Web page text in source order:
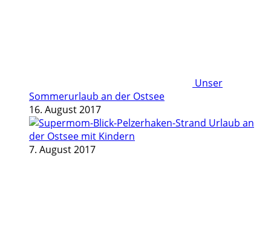
Unser
Sommerurlaub an der Ostsee
16. August 2017
Urlaub an
der Ostsee mit Kindern
7. August 2017